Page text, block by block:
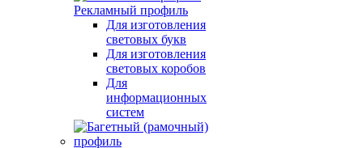
Рекламный профиль
Для изготовления
световых букв
Для изготовления
световых коробов
Для
информационных
систем